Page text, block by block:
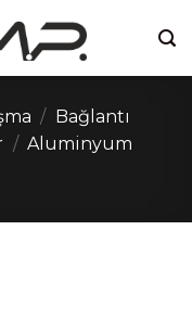
/ Bağlantı
/ Aluminyum